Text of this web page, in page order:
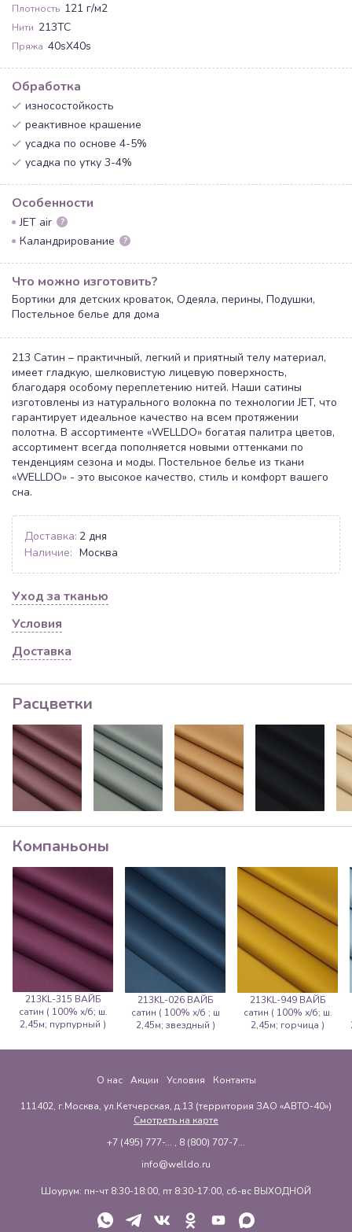
Плотность 121 г/м2
Нити 213ТС
Пряжа 40sХ40s
Обработка
износостойкость
реактивное крашение
усадка по основе 4-5%
усадка по утку 3-4%
Доставка: 2 дня
Наличие: Москва
213 Сатин – практичный, легкий и приятный телу материал,
имеет гладкую, шелковистую лицевую поверхность,
благодаря особому переплетению нитей. Наши сатины
изготовлены из натурального волокна по технологии JET, что
гарантирует идеальное качество на всем протяжении
полотна. В ассортименте «WELLDO» богатая палитра цветов,
ассортимент всегда пополняется новыми оттенками по
тенденциям сезона и моды. Постельное белье из ткани
«WELLDO» - это высокое качество, стиль и комфорт вашего
сна.
Особенности
JET air ?
Каландрирование ?
Что можно изготовить?
Бортики для детских кроваток, Одеяла, перины, Подушки,
Постельное белье для дома
Уход за тканью
Условия
Доставка
Расцветки
Компаньоны
213KL-315 ВАЙБ
сатин ( 100% х/б; ш.
2,45м; пурпурный )
213KL-026 ВАЙБ
сатин ( 100% х/б ; ш
2,45м; звездный )
213KL-949 ВАЙБ
сатин ( 100% х/б; ш.
2,45м; горчица )
О нас Акции Условия Контакты
111402, г.Москва, ул.Кетчерская, д.13 (территория ЗАО «АВТО-40»)
Смотреть на карте
+7 (495) 777-... , 8 (800) 707-7...
info@welldo.ru
Шоурум: пн-чт 8:30-18:00, пт 8:30-17:00, сб-вс ВЫХОДНОЙ